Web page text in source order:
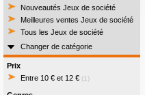
Nouveautés Jeux de société
Meilleures ventes Jeux de société
Tous les Jeux de société
Changer de catégorie
Prix
Entre 10 € et 12 € (1)